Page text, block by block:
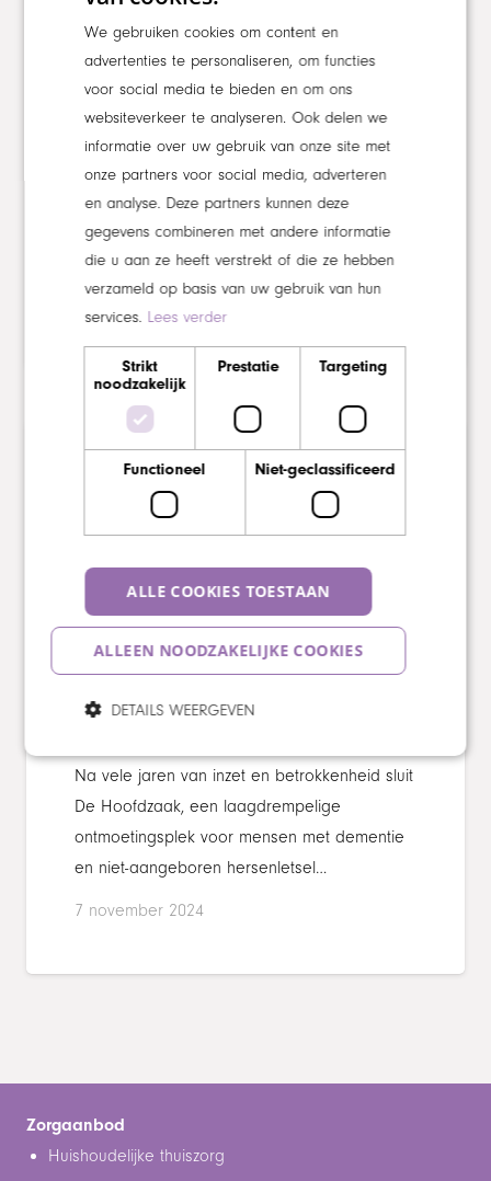
Dag van de vrijwilliger
Dinsdag 21 november was het eindelijk zover!
Na 2 corona jaren mochten wij onze vrijwillige
collega’s weer publiekelijk in het…
22 november 2022
Ontmoetingscentrum ”De
Na vele jaren van inzet en betrokkenheid sluit
De Hoofdzaak, een laagdrempelige
ontmoetingsplek voor mensen met dementie
en niet-aangeboren hersenletsel…
7 november 2024
Zorgaanbod
Huishoudelijke thuiszorg
We gebruiken cookies om content en
advertenties te personaliseren, om functies
voor social media te bieden en om ons
websiteverkeer te analyseren. Ook delen we
informatie over uw gebruik van onze site met
onze partners voor social media, adverteren
en analyse. Deze partners kunnen deze
gegevens combineren met andere informatie
die u aan ze heeft verstrekt of die ze hebben
verzameld op basis van uw gebruik van hun
services. Lees verder
Strikt
noodzakelijk
Prestatie Targeting
Functioneel Niet-geclassificeerd
ALLE COOKIES TOESTAAN
ALLEEN NOODZAKELIJKE COOKIES
DETAILS WEERGEVEN